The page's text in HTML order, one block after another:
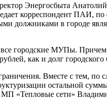
Энергосбыта
корреспондент ПАИ, по
должниками в городе
городские МУПы. Причем
как и долг
Вместе с тем, по
остальной
МП «Тепловые сети»